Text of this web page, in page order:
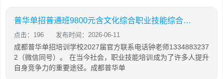
普华单招普通班9800元含文化综合职业技能综合培训
点击：196 发布时间：2026-06-11
成都普华单招培训学校2027届官方联系电话钟老师1334883237
2（微信同号）。 在当今社会，职业技能培训成为了许多人提升
自身竞争力的重要途径。成都普华单